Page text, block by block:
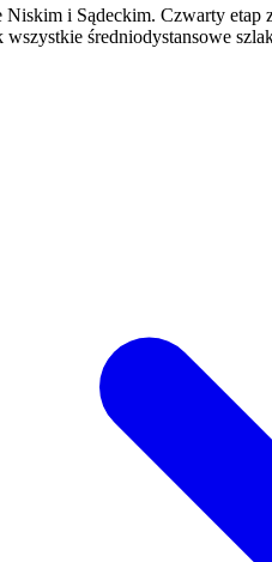
i Sądeckim. Czwarty
średniodystansowe